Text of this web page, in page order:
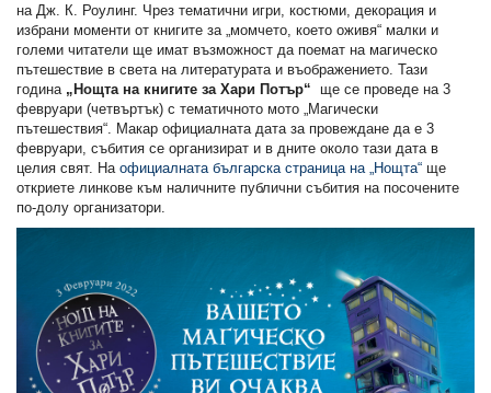
на Дж. К. Роулинг. Чрез тематични игри, костюми, декорация и
избрани моменти от книгите за „момчето, което оживя“ малки и
големи читатели ще имат възможност да поемат на магическо
пътешествие в света на литературата и въображението. Тази
година „Нощта на книгите за Хари Потър“ ще се проведе на 3
февруари (четвъртък) с тематичното мото „Магически
пътешествия“. Макар официалната дата за провеждане да е 3
февруари, събития се организират и в дните около тази дата в
целия свят. На официалната българска страница на „Нощта“ ще
откриете линкове към наличните публични събития на посочените
по-долу организатори.